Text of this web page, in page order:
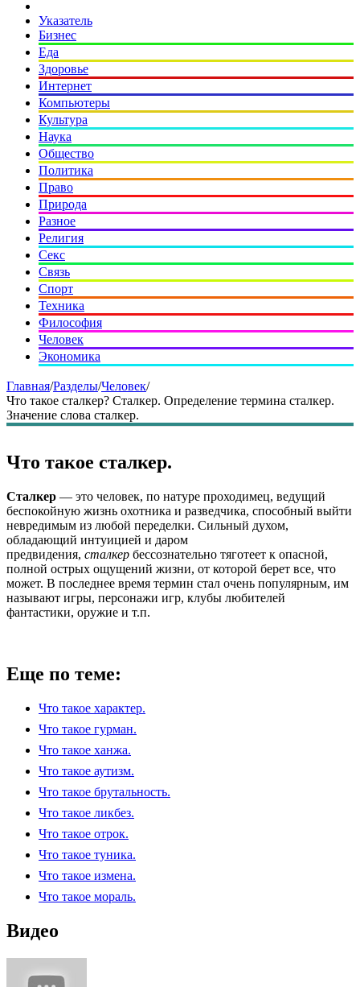
Указатель
Бизнес
Еда
Здоровье
Интернет
Компьютеры
Культура
Наука
Общество
Политика
Право
Природа
Разное
Религия
Секс
Связь
Спорт
Техника
Философия
Человек
Экономика
Главная/Разделы/Человек/
Что такое сталкер? Сталкер. Определение термина сталкер.
Значение слова сталкер.
Что такое сталкер.
Сталкер — это человек, по натуре проходимец, ведущий
беспокойную жизнь охотника и разведчика, способный выйти
невредимым из любой переделки. Сильный духом,
обладающий интуицией и даром
предвидения, сталкер бессознательно тяготеет к опасной,
полной острых ощущений жизни, от которой берет все, что
может. В последнее время термин стал очень популярным, им
называют игры, персонажи игр, клубы любителей
фантастики, оружие и т.п.
Еще по теме:
Что такое характер.
Что такое гурман.
Что такое ханжа.
Что такое аутизм.
Что такое брутальность.
Что такое ликбез.
Что такое отрок.
Что такое туника.
Что такое измена.
Что такое мораль.
Видео